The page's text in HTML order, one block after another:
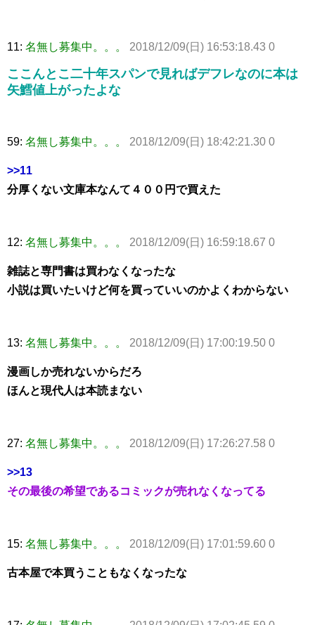
11: 名無し募集中。。。 2018/12/09(日) 16:53:18.43 0
ここんとこ二十年スパンで見ればデフレなのに本は
矢鱈値上がったよな
59: 名無し募集中。。。 2018/12/09(日) 18:42:21.30 0
>>11
分厚くない文庫本なんて４００円で買えた
12: 名無し募集中。。。 2018/12/09(日) 16:59:18.67 0
雑誌と専門書は買わなくなったな
小説は買いたいけど何を買っていいのかよくわからない
13: 名無し募集中。。。 2018/12/09(日) 17:00:19.50 0
漫画しか売れないからだろ
ほんと現代人は本読まない
27: 名無し募集中。。。 2018/12/09(日) 17:26:27.58 0
>>13
その最後の希望であるコミックが売れなくなってる
15: 名無し募集中。。。 2018/12/09(日) 17:01:59.60 0
古本屋で本買うこともなくなったな